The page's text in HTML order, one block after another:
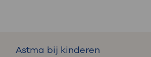
Astma bij kinderen